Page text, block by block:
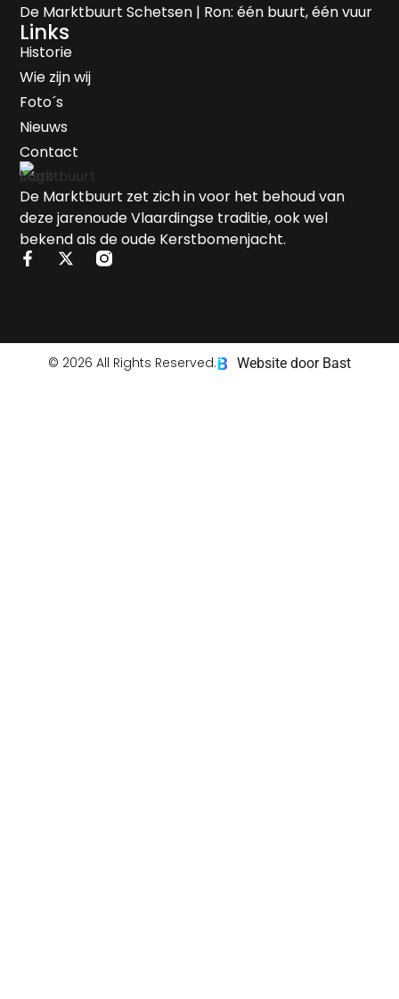
De Marktbuurt zet zich in voor het behoud van
deze jarenoude Vlaardingse traditie, ook wel
bekend als de oude Kerstbomenjacht.
De Marktbuurt Schetsen | Ron: één buurt, één vuur
Links
Historie
Wie zijn wij
Foto´s
Nieuws
Contact
© 2026 All Rights Reserved. Website door Bast